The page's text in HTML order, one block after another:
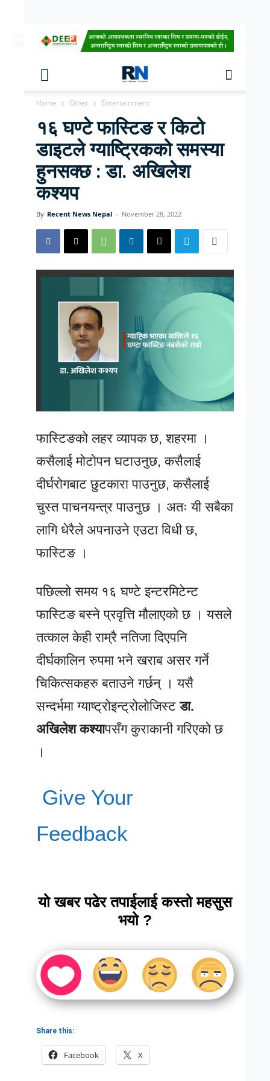
[ndc-today-date]
Home Other Entertainment
१६ घण्टे फास्टिङ र किटो
डाइटले ग्याष्ट्रिकको समस्या
हुनसक्छ : डा. अखिलेश
कश्यप
By Recent News Nepal - November 28, 2022
फास्टिङको लहर व्यापक छ, शहरमा ।
कसैलाई मोटोपन घटाउनुछ, कसैलाई
दीर्घरोगबाट छुटकारा पाउनुछ, कसैलाई
चुस्त पाचनयन्त्र पाउनुछ । अतः यी सबैका
लागि धेरैले अपनाउने एउटा विधी छ,
फास्टिङ ।
पछिल्लो समय १६ घण्टे इन्टरमिटेन्ट
फास्टिङ बस्ने प्रवृत्ति मौलाएको छ । यसले
तत्काल केही राम्रै नतिजा दिएपनि
दीर्घकालिन रुपमा भने खराब असर गर्ने
चिकित्सकहरु बताउने गर्छन् । यसै
सन्दर्भमा ग्याष्ट्रोइन्ट्रोलोजिस्टडा.
अखिलेश कश्यापसँग कुराकानी गरिएको छ
।
Give Your
Feedback
यो खबर पढेर तपाईलाई कस्तो महसुस
भयो ?
Share this:
Facebook X